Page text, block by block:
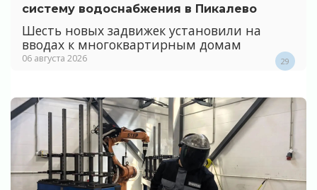
систему водоснабжения в Пикалево
Шесть новых задвижек установили на
вводах к многоквартирным домам
06 августа 2026 29